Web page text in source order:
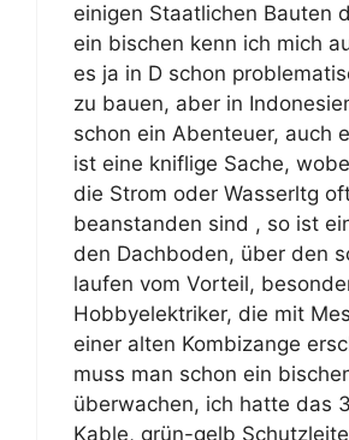
einigen Staatlichen Bauten
ein bischen kenn ich mich
es ja in D schon
zu bauen, aber in
schon ein Abenteuer, auch
ist eine kniflige Sache,
die Strom oder Wasserltg
beanstanden sind , so ist
den Dachboden, über den
laufen vom Vorteil,
Hobbyelektriker, die mit
einer alten Kombizange
muss man schon ein
überwachen, ich hatte das
Kable, grün-gelb